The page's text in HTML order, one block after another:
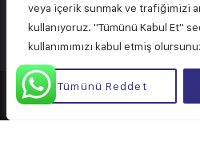
veya içerik sunmak ve trafiğimizi
kullanıyoruz. "Tümünü Kabul Et"
kullanımımızı kabul etmiş
Tümünü Reddet
Bakım & Servis
© 2024 Tüm Hakları Astra Güç ve